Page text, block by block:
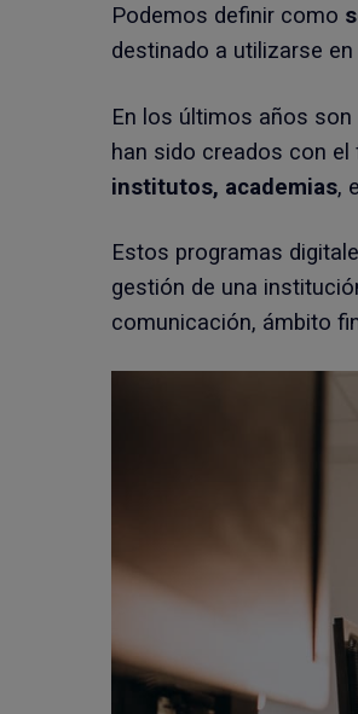
Podemos definir como
destinado a utilizarse
En los últimos años
han sido creados con el
institutos, academias,
Estos programas
gestión de una
comunicación, ámbito